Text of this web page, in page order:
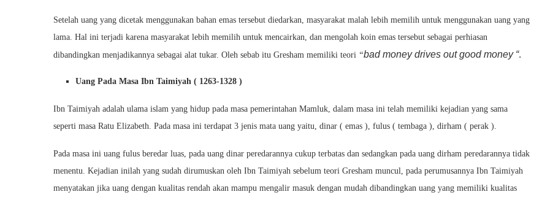
Setelah uang yang dicetak menggunakan bahan emas tersebut diedarkan, masyarakat malah lebih memilih untuk menggunakan uang yang
lama. Hal ini terjadi karena masyarakat lebih memilih untuk mencairkan, dan mengolah koin emas tersebut sebagai perhiasan
dibandingkan menjadikannya sebagai alat tukar. Oleh sebab itu Gresham memiliki teori “bad money drives out good money “.
Uang Pada Masa Ibn Taimiyah ( 1263-1328 )
Ibn Taimiyah adalah ulama islam yang hidup pada masa pemerintahan Mamluk, dalam masa ini telah memiliki kejadian yang sama
seperti masa Ratu Elizabeth. Pada masa ini terdapat 3 jenis mata uang yaitu, dinar ( emas ), fulus ( tembaga ), dirham ( perak ).
Pada masa ini uang fulus beredar luas, pada uang dinar peredarannya cukup terbatas dan sedangkan pada uang dirham peredarannya tidak
menentu. Kejadian inilah yang sudah dirumuskan oleh Ibn Taimiyah sebelum teori Gresham muncul, pada perumusannya Ibn Taimiyah
menyatakan jika uang dengan kualitas rendah akan mampu mengalir masuk dengan mudah dibandingkan uang yang memiliki kualitas